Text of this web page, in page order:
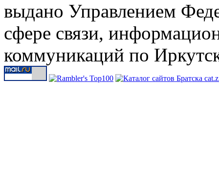
выдано Управлением
сфере связи,
коммуникаций по